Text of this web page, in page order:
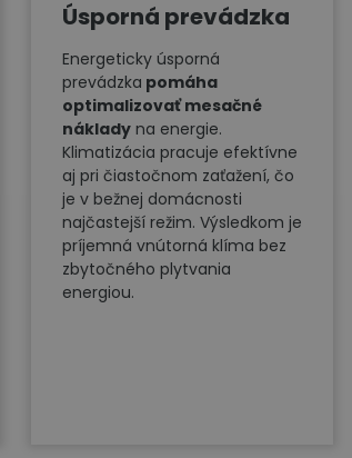
Úsporná prevádzka
Energeticky úsporná
prevádzka pomáha
optimalizovať mesačné
náklady na energie.
Klimatizácia pracuje efektívne
aj pri čiastočnom zaťažení, čo
je v bežnej domácnosti
najčastejší režim. Výsledkom je
príjemná vnútorná klíma bez
zbytočného plytvania
energiou.